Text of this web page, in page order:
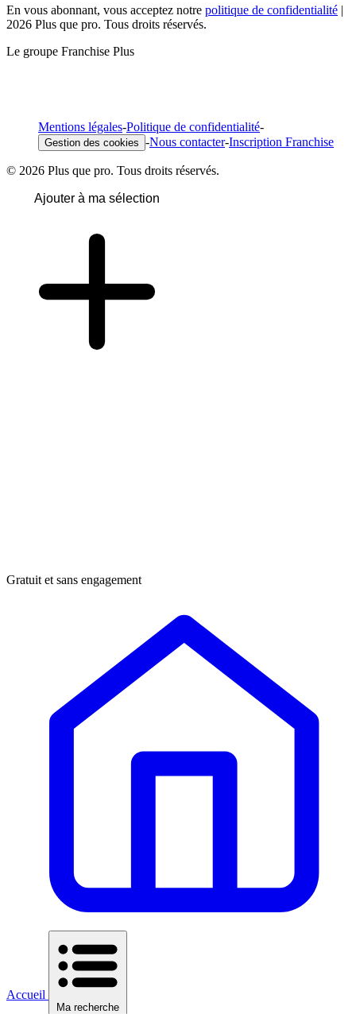
En vous abonnant, vous acceptez notre politique de confidentialité |
2026 Plus que pro. Tous droits réservés.
Le groupe Franchise Plus
Mentions légales-Politique de confidentialité-
Gestion des cookies -Nous contacter-Inscription Franchise
© 2026 Plus que pro. Tous droits réservés.
Ajouter à ma sélection
Gratuit et sans engagement
Accueil
Ma recherche